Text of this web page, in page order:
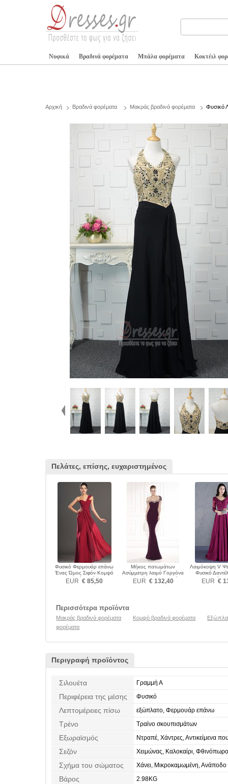
Νυφικά Βραδινά φορέματα Μπάλα φορέματα Κοκτέιλ
Αρχική Βραδινά φορέματα Μακράς βραδινά φορέματα Φυσικό
Πελάτες, επίσης, ευχαριστημένος
Φυσικό Φερμουάρ επάνω
Ένας Ώμος Σιφόν Κομψό
Βραδινά φορέματα
EUR € 85,50
Μήκος πατωμάτων
Ασύμμετρη λαιμό Γοργόνα
Κρυστάλλινη Βραδινά
φορέματα
EUR € 132,40
Λαιμόκοψη V
Φυσικό
Βραδινά
EUR €
Περισσότερα προϊόντα
Μακράς βραδινά φορέματα Κομψό βραδινά φορέματα
φορέματα
Περιγραφή προϊόντος
Σιλουέτα Γραμμή Α
Περιφέρεια της μέσης Φυσικό
Λεπτομέρειες πίσω εξώπλατο, Φερμουάρ επάνω
Τρένο Τραίνο σκουπισμάτων
Εξωραϊσμός
Ντραπέ, Χάντρες, Αντικείμενα
Κρυστάλλινη, πιέτα
Σεζόν Χειμώνας, Καλοκαίρι,
Σχήμα του σώματος Χάνει, Μικροκαμωμένη, Ανάποδο
Βάρος 2.98KG